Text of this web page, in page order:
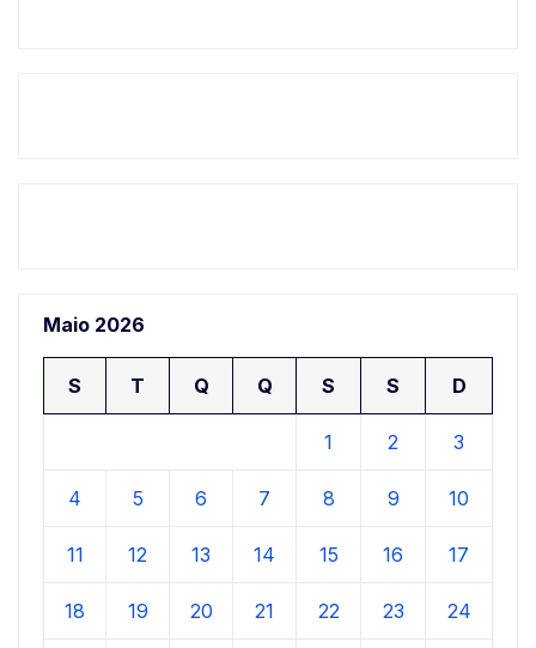
Maio 2026
S T Q Q S S D
1 2 3
4 5 6 7 8 9 10
11 12 13 14 15 16 17
18 19 20 21 22 23 24